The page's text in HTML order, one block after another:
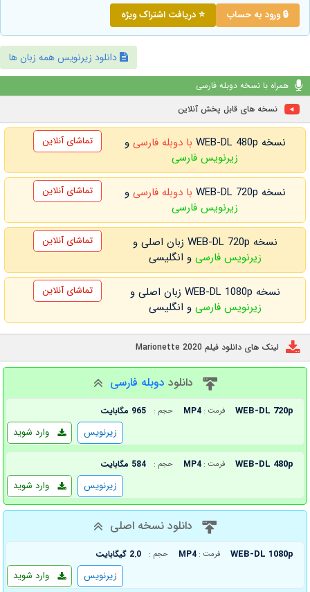
🔒 ورود به حساب ⭐ دریافت اشتراک ویژه
دانلود زیرنویس همه زبان ها
همراه با نسخه دوبله فارسی
نسخه های قابل پخش آنلاین
نسخه WEB-DL 480p با دوبله فارسی و
زیرنویس فارسی
تماشای آنلاین
نسخه WEB-DL 720p با دوبله فارسی و
زیرنویس فارسی
تماشای آنلاین
نسخه WEB-DL 720p زبان اصلی و
زیرنویس فارسی و انگلیسی
تماشای آنلاین
نسخه WEB-DL 1080p زبان اصلی و
زیرنویس فارسی و انگلیسی
تماشای آنلاین
لینک های دانلود فیلم Marionette 2020
دانلود دوبله فارسی
WEB-DL 720p فرمت : MP4 حجم : 965 مگابایت
وارد شوید زیرنویس
WEB-DL 480p فرمت : MP4 حجم : 584 مگابایت
وارد شوید زیرنویس
دانلود نسخه اصلی
WEB-DL 1080p فرمت : MP4 حجم : 2.0 گیگابایت
وارد شوید زیرنویس